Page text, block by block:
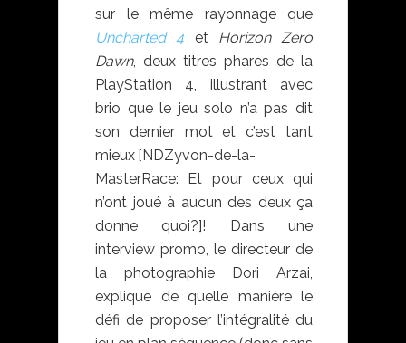
sur le même rayonnage que
Uncharted 4 et Horizon Zero
Dawn, deux titres phares de la
PlayStation 4, illustrant avec
brio que le jeu solo n’a pas dit
son dernier mot et c’est tant
mieux [NDZyvon-de-la-
MasterRace: Et pour ceux qui
n’ont joué à aucun des deux ça
donne quoi?]! Dans une
interview promo, le directeur de
la photographie Dori Arzai,
explique de quelle manière le
défi de proposer l’intégralité du